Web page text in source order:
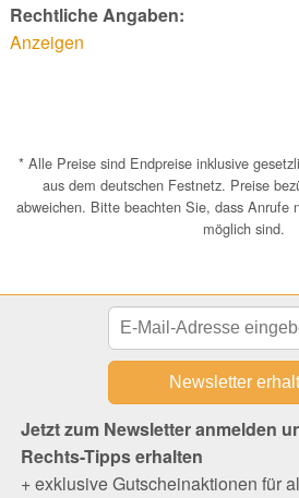
Rechtliche Angaben:
Anzeigen
* Alle Preise sind Endpreise inklusive
aus dem deutschen Festnetz. Preise
abweichen. Bitte beachten Sie, dass Anrufe
möglich sind.
Jetzt zum Newsletter anmelden
Rechts-Tipps erhalten
+ exklusive Gutscheinaktionen für